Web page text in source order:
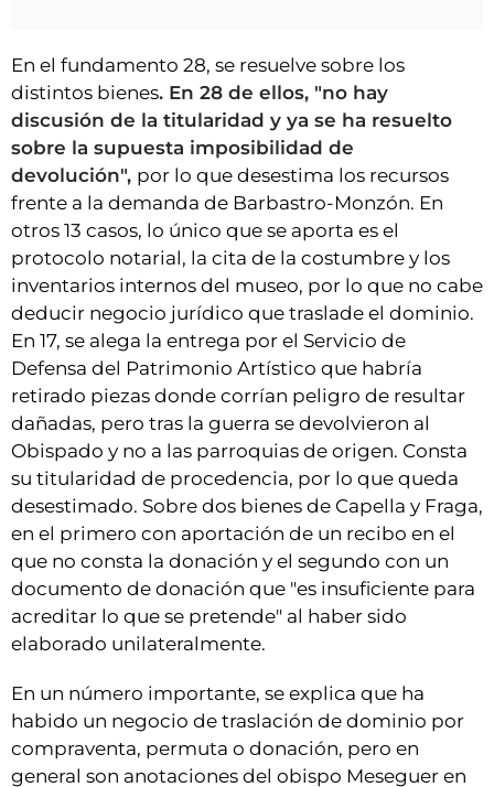
En el fundamento 28, se resuelve sobre los
distintos bienes. En 28 de ellos, "no hay
discusión de la titularidad y ya se ha resuelto
sobre la supuesta imposibilidad de
devolución", por lo que desestima los recursos
frente a la demanda de Barbastro-Monzón. En
otros 13 casos, lo único que se aporta es el
protocolo notarial, la cita de la costumbre y los
inventarios internos del museo, por lo que no cabe
deducir negocio jurídico que traslade el dominio.
En 17, se alega la entrega por el Servicio de
Defensa del Patrimonio Artístico que habría
retirado piezas donde corrían peligro de resultar
dañadas, pero tras la guerra se devolvieron al
Obispado y no a las parroquias de origen. Consta
su titularidad de procedencia, por lo que queda
desestimado. Sobre dos bienes de Capella y Fraga,
en el primero con aportación de un recibo en el
que no consta la donación y el segundo con un
documento de donación que "es insuficiente para
acreditar lo que se pretende" al haber sido
elaborado unilateralmente.
En un número importante, se explica que ha
habido un negocio de traslación de dominio por
compraventa, permuta o donación, pero en
general son anotaciones del obispo Meseguer en